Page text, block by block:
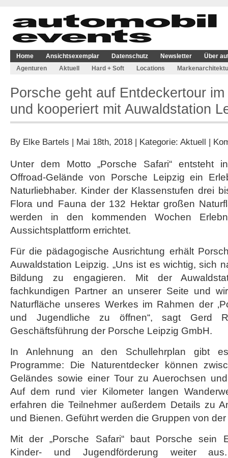
Home Ansichtsexemplar Datenschutz Newsletter
Über
Agenturen
Aktuell Hard + Soft Locations
Porsche geht auf Entdeckertour
und kooperiert mit Auwaldstation
By Elke Bartels | Mai 18th, 2018 | Kategorie: Aktuell |
Unter dem Motto „Porsche Safari“ entsteht
Offroad-Gelände von Porsche Leipzig ein
Naturliebhaber. Kinder der Klassenstufen drei
Flora und Fauna der 132 Hektar großen
werden in den kommenden Wochen
Aussichtsplattform errichtet.
Für die pädagogische Ausrichtung erhält
Auwaldstation Leipzig. „Uns ist es wichtig, sich
Bildung zu engagieren. Mit der
fachkundigen Partner an unserer Seite und
Naturfläche unseres Werkes im Rahmen der
und Jugendliche zu öffnen“, sagt Gerd
Geschäftsführung der Porsche Leipzig GmbH.
In Anlehnung an den Schullehrplan gibt
Programme: Die Naturentdecker können
Geländes sowie einer Tour zu Auerochsen
Auf dem rund vier Kilometer langen
erfahren die Teilnehmer außerdem Details zu
und Bienen. Geführt werden die Gruppen von
Mit der „Porsche Safari“ baut Porsche sein
Kinder- und Jugendförderung weiter